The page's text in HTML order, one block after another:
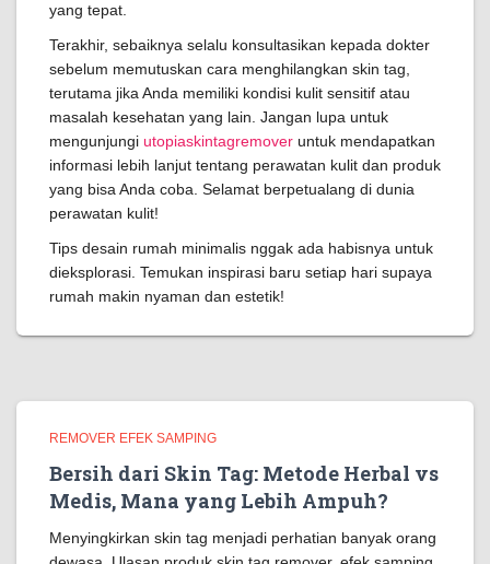
yang tepat.
Terakhir, sebaiknya selalu konsultasikan kepada dokter
sebelum memutuskan cara menghilangkan skin tag,
terutama jika Anda memiliki kondisi kulit sensitif atau
masalah kesehatan yang lain. Jangan lupa untuk
mengunjungi utopiaskintagremover untuk mendapatkan
informasi lebih lanjut tentang perawatan kulit dan produk
yang bisa Anda coba. Selamat berpetualang di dunia
perawatan kulit!
Tips desain rumah minimalis nggak ada habisnya untuk
dieksplorasi. Temukan inspirasi baru setiap hari supaya
rumah makin nyaman dan estetik!
REMOVER EFEK SAMPING
Bersih dari Skin Tag: Metode Herbal vs
Medis, Mana yang Lebih Ampuh?
Menyingkirkan skin tag menjadi perhatian banyak orang